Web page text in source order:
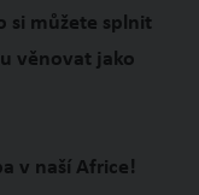
si můžete splnit
věnovat jako
v naší Africe!